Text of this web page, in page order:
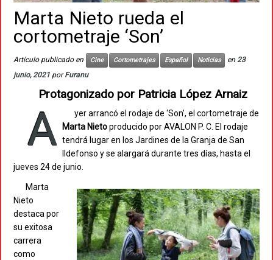
Marta Nieto rueda el
cortometraje ‘Son’
Artículo publicado en Cine Cortometrajes Español Noticias en 23
junio, 2021 porFuranu
Protagonizado por Patricia López Arnaiz
A
yer arrancó el rodaje de ‘Son’, el cortometraje de
Marta Nietoproducido por AVALON P. C. El rodaje
tendrá lugar en los Jardines de la Granja de San
Ildefonso y se alargará durante tres días, hasta el
jueves 24 de junio.
Marta
Nieto
destaca por
su exitosa
carrera
como